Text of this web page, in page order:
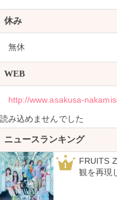
休み
無休
WEB
http://www.asakusa-
読み込めませんでした
ニュースランキング
1
FRUITS
観を再現